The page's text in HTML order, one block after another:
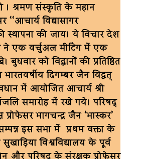
। श्रमण संस्कृति के महान
विद्यासागर
स्थापना की जाय। ये विचार देश
ने एक वर्चुअल मीटिंग में एक
को विद्वानों की प्रतिष्ठित
दिगम्बर जैन विद्वत्
में आयोजित आचार्य श्री
समारोह में रखे गये। परिषद्
भागचन्द्र जैन ‘भास्कर’
इस सभा में प्रथम वक्ता के
विश्वविद्यालय के पूर्व